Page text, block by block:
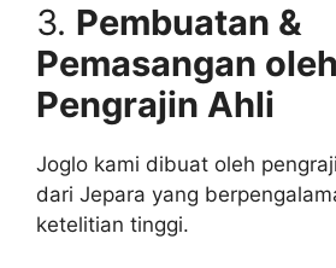
3. Pembuatan &
Pemasangan oleh
Pengrajin Ahli
Joglo kami dibuat oleh
dari Jepara yang
ketelitian tinggi.